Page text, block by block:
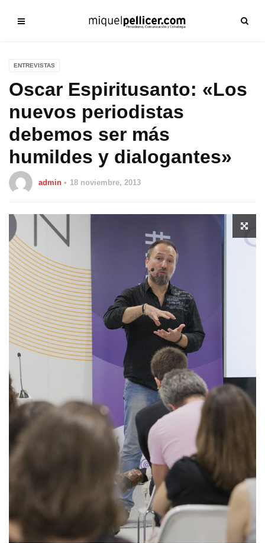
ENTREVISTAS
Oscar Espiritusanto: «Los
nuevos periodistas
debemos ser más
humildes y dialogantes»
admin 18 noviembre, 2013